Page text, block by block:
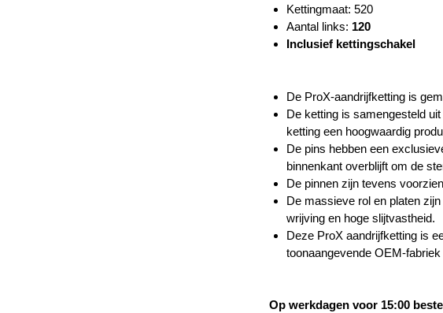
Kettingmaat: 520
Aantal links: 120
Inclusief kettingschakel
De ProX-aandrijfketting is
De ketting is samengesteld
ketting een hoogwaardig
De pins hebben een
binnenkant overblijft om de
De pinnen zijn tevens
De massieve rol en platen
wrijving en hoge slijtvastheid.
Deze ProX aandrijfketting is
toonaangevende OEM-fabriek
Op werkdagen voor 15:00